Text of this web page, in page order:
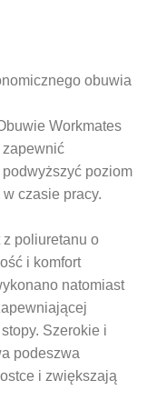
obuwia
Workmates
zapewnić
poziom
czasie pracy.
poliuretanu o
i komfort
natomiast
Szerokie i
podeszwa
i zwiększają